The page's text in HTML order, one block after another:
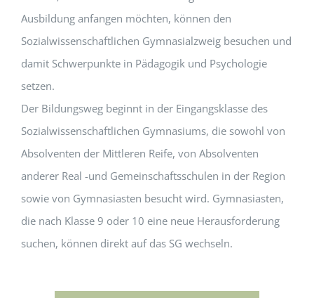
Ausbildung anfangen möchten, können den
Sozialwissenschaftlichen Gymnasialzweig besuchen und
damit Schwerpunkte in Pädagogik und Psychologie
setzen.
Der Bildungsweg beginnt in der Eingangsklasse des
Sozialwissenschaftlichen Gymnasiums, die sowohl von
Absolventen der Mittleren Reife, von Absolventen
anderer Real -und Gemeinschaftsschulen in der Region
sowie von Gymnasiasten besucht wird. Gymnasiasten,
die nach Klasse 9 oder 10 eine neue Herausforderung
suchen, können direkt auf das SG wechseln.